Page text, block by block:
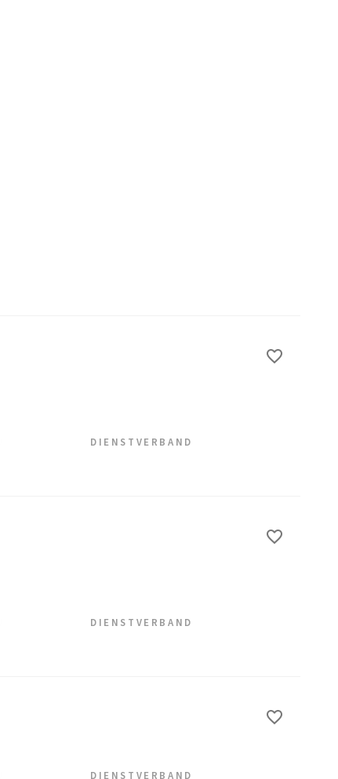
DIENSTVERBAND
DIENSTVERBAND